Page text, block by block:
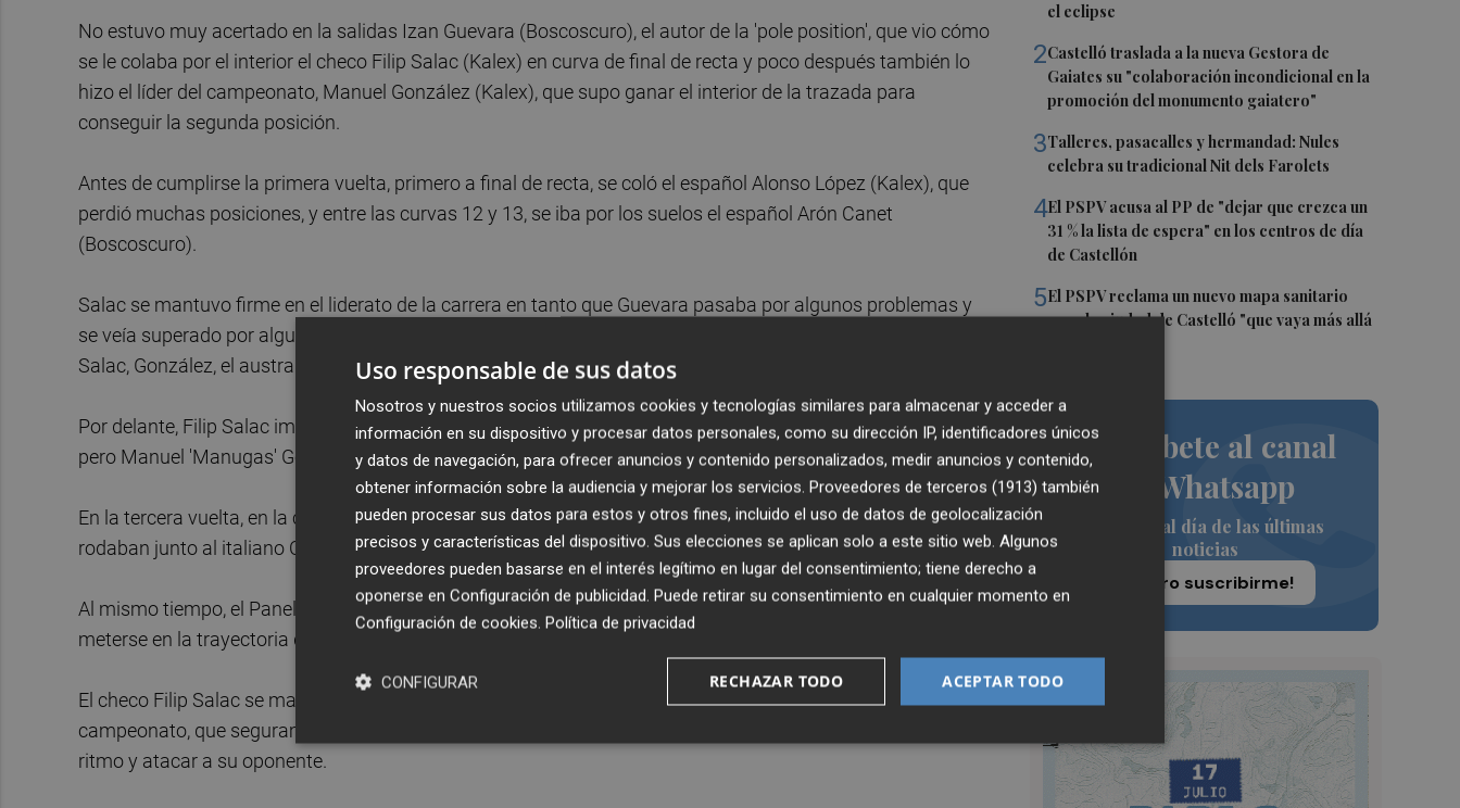
el eclipse
2Castelló traslada a la nueva Gestora de
Gaiates su "colaboración incondicional en la
promoción del monumento gaiatero"
3Talleres, pasacalles y hermandad: Nules
celebra su tradicional Nit dels Farolets
4El PSPV acusa al PP de "dejar que crezca un
31 % la lista de espera" en los centros de día
de Castellón
5El PSPV reclama un nuevo mapa sanitario
para la ciudad de Castelló "que vaya más allá
Suscríbete al canal
de Whatsapp
Siempre al día de las últimas
noticias
¡Quiero suscribirme!
No estuvo muy acertado en la salidas Izan Guevara (Boscoscuro), el autor de la 'pole position', que vio cómo
se le colaba por el interior el checo Filip Salac (Kalex) en curva de final de recta y poco después también lo
hizo el líder del campeonato, Manuel González (Kalex), que supo ganar el interior de la trazada para
conseguir la segunda posición.
Antes de cumplirse la primera vuelta, primero a final de recta, se coló el español Alonso López (Kalex), que
perdió muchas posiciones, y entre las curvas 12 y 13, se iba por los suelos el español Arón Canet
(Boscoscuro).
Salac se mantuvo firme en el liderato de la carrera en tanto que Guevara pasaba por algunos problemas y
se veía superado por algunos pilotos, aunque recuperó alguna posición para situarse quinto, por detrás de
Salac, González, el australiano Senna Agius (Kalex) y el español Daniel Holgado (Kalex).
Por delante, Filip Salac imprimió un fuerte ritmo, de vuelta rápida, para intentar escaparse de sus rivales,
pero Manuel 'Manugas' González se pegó a él como una 'lapa'.
En la tercera vuelta, en la curva tres, se iban por los suelos Iván Ortolá (Kalex) y Daniel Muñoz (Kalex), que
rodaban junto al italiano Celestino Vietti (Boscoscuro) peleando por la décima posición.
Al mismo tiempo, el Panel de Comisarios sancionó con una 'vuelta larga' al español Izan Guevara por
meterse en la trayectoria de Filip Salac en el momento de apagarse el semáforo rojo en la salida.
El checo Filip Salac se mantuvo como sólido líder, pero por detrás de él no cedió un ápice el líder del
campeonato, que seguramente estaba conservando neumáticos esperando el momento de cambiar de
ritmo y atacar a su oponente.
Uso responsable de sus datos
Nosotros y nuestros socios utilizamos cookies y tecnologías similares para almacenar y acceder a
información en su dispositivo y procesar datos personales, como su dirección IP, identificadores únicos
y datos de navegación, para ofrecer anuncios y contenido personalizados, medir anuncios y contenido,
obtener información sobre la audiencia y mejorar los servicios. Proveedores de terceros (1913) también
pueden procesar sus datos para estos y otros fines, incluido el uso de datos de geolocalización
precisos y características del dispositivo. Sus elecciones se aplican solo a este sitio web. Algunos
proveedores pueden basarse en el interés legítimo en lugar del consentimiento; tiene derecho a
oponerse en Configuración de publicidad. Puede retirar su consentimiento en cualquier momento en
Configuración de cookies. Política de privacidad
ACEPTAR TODO
RECHAZAR TODO
CONFIGURAR